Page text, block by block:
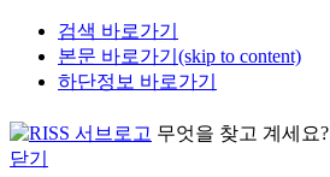
검색 바로가기
본문 바로가기(skip to content)
하단정보 바로가기
무엇을 찾고 계세요?
닫기